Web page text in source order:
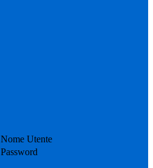
Nome Utente
Password